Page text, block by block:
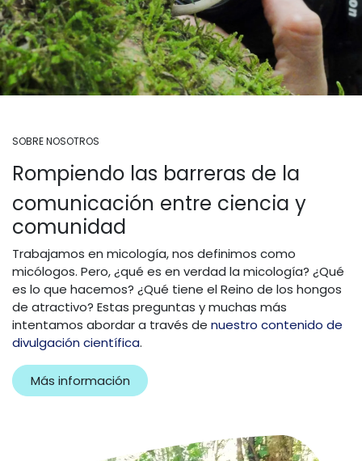
SOBRE NOSOTROS
Rompiendo las barreras de la
comunicación entre ciencia y
comunidad
Trabajamos en micología, nos definimos como
micólogos. Pero, ¿qué es en verdad la micología? ¿Qué
es lo que hacemos? ¿Qué tiene el Reino de los hongos
de atractivo? Estas preguntas y muchas más
intentamos abordar a través de nuestro contenido de
divulgación científica.
Más información